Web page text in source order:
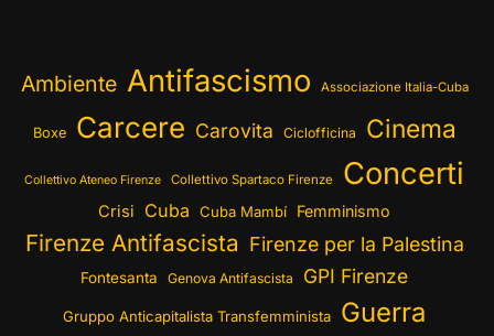
Ambiente Antifascismo Associazione Italia-Cuba
Boxe Carcere Carovita Ciclofficina Cinema
Collettivo Ateneo Firenze Collettivo Spartaco Firenze Concerti
Crisi Cuba Cuba Mambí Femminismo
Firenze Antifascista Firenze per la Palestina
Fontesanta Genova Antifascista GPI Firenze
Gruppo Anticapitalista Transfemminista Guerra